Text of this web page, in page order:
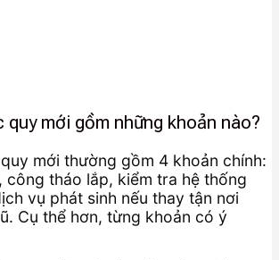
quy mới gồm những khoản nào?
mới thường gồm 4 khoản chính:
công tháo lắp, kiểm tra hệ thống
vụ phát sinh nếu thay tận nơi
Cụ thể hơn, từng khoản có ý